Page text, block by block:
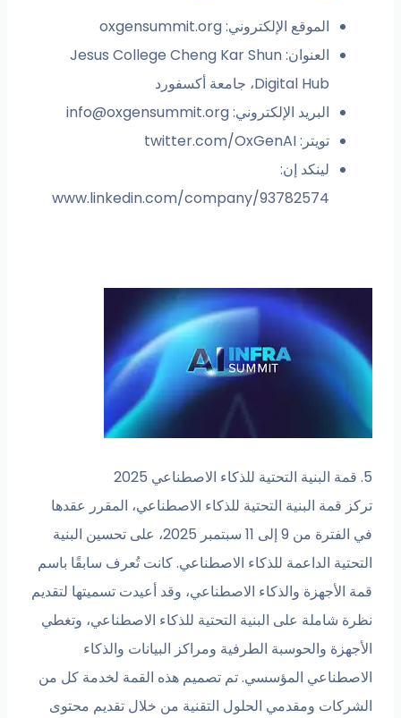
الموقع الإلكتروني: oxgensummit.org
العنوان: Jesus College Cheng Kar Shun
Digital Hub، جامعة أكسفورد
البريد الإلكتروني:info@oxgensummit.org
تويتر: twitter.com/OxGenAI
لينكد إن:
www.linkedin.com/company/93782574
5. قمة البنية التحتية للذكاء الاصطناعي 2025
تركز قمة البنية التحتية للذكاء الاصطناعي، المقرر عقدها
في الفترة من 9 إلى 11 سبتمبر 2025، على تحسين البنية
التحتية الداعمة للذكاء الاصطناعي. كانت تُعرف سابقًا باسم
قمة الأجهزة والذكاء الاصطناعي، وقد أعيدت تسميتها لتقديم
نظرة شاملة على البنية التحتية للذكاء الاصطناعي، وتغطي
الأجهزة والحوسبة الطرفية ومراكز البيانات والذكاء
الاصطناعي المؤسسي. تم تصميم هذه القمة لخدمة كل من
الشركات ومقدمي الحلول التقنية من خلال تقديم محتوى